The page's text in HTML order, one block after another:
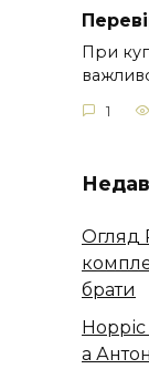
При
1
Огляд
брати
а